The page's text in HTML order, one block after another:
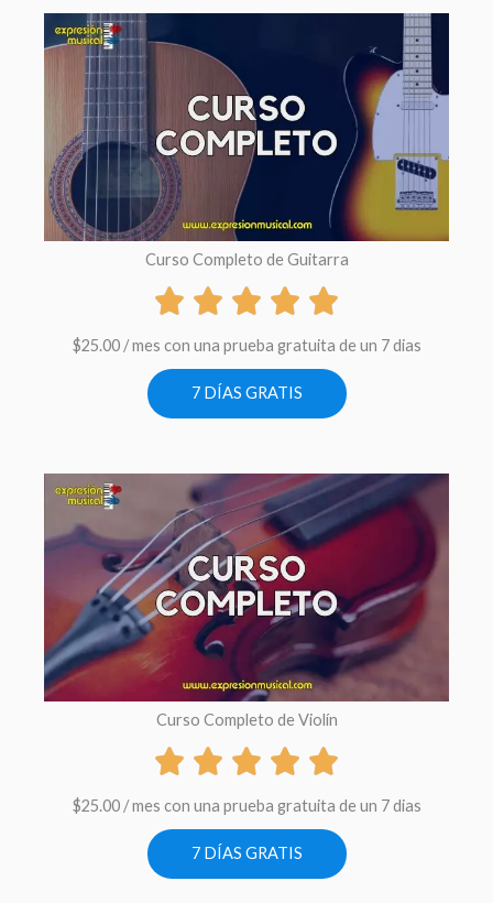
Curso Completo de Guitarra
$25.00 / mes con una prueba gratuita de un 7 dias
7 DÍAS GRATIS
Curso Completo de Violín
$25.00 / mes con una prueba gratuita de un 7 dias
7 DÍAS GRATIS